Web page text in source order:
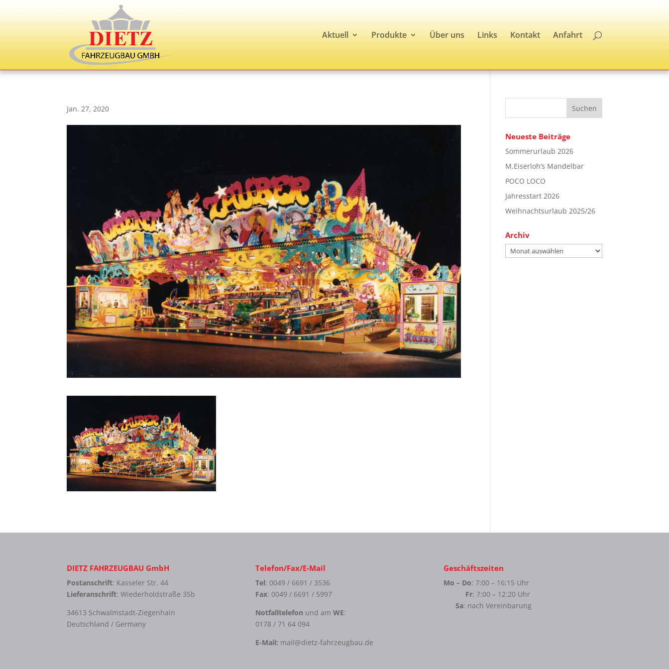
Aktuell Produkte Über uns Links Kontakt Anfahrt
Jan. 27, 2020
Neueste Beiträge
Sommerurlaub 2026
M.Eiserloh’s Mandelbar
POCO LOCO
Jahresstart 2026
Weihnachtsurlaub 2025/26
Archiv
Archiv
DIETZ FAHRZEUGBAU GmbH
Postanschrift: Kasseler Str. 44
Lieferanschrift: Wiederholdstraße 35b
34613 Schwalmstadt-Ziegenhain
Deutschland / Germany
Telefon/Fax/E-Mail
Tel: 0049 / 6691 / 3536
Fax: 0049 / 6691 / 5997
Notfalltelefon und am WE:
0178 / 71 64 094
E-Mail: mail@dietz-fahrzeugbau.de
Geschäftszeiten
Mo – Do: 7:00 – 16:15 Uhr
Fr: 7:00 – 12:20 Uhr
Sa: nach Vereinbarung